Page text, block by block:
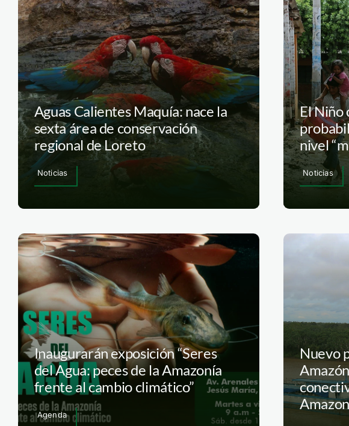
Aguas Calientes Maquía: nace la
sexta área de conservación
regional de Loreto
Noticias
El Niño
nivel
Noticias
Inaugurarán exposición “Seres
del Agua: peces de la Amazonía
frente al cambio climático”
Agenda
Nuevo